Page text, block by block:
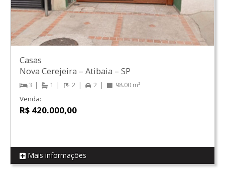
REF CS10
Casas
Nova Cerejeira – Atibaia – SP
3 1 2 2 98.00 m²
Venda:
R$ 420.000,00
Mais informações